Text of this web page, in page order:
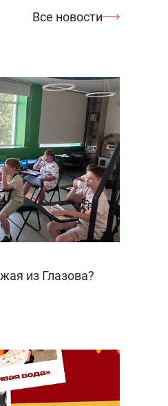
Все новости
из Глазова?